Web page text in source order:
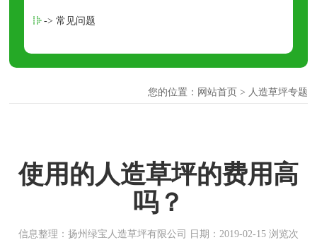
-> 常见问题
您的位置： 网站首页> 人造草坪专题
使用的人造草坪的费用高
吗？
信息整理：扬州绿宝人造草坪有限公司 日期：2019-02-15 浏览次